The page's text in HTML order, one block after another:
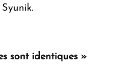
sont identiques »